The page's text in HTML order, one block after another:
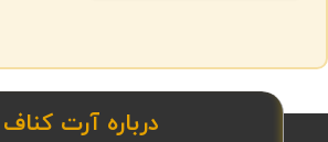
درباره آرت کناف